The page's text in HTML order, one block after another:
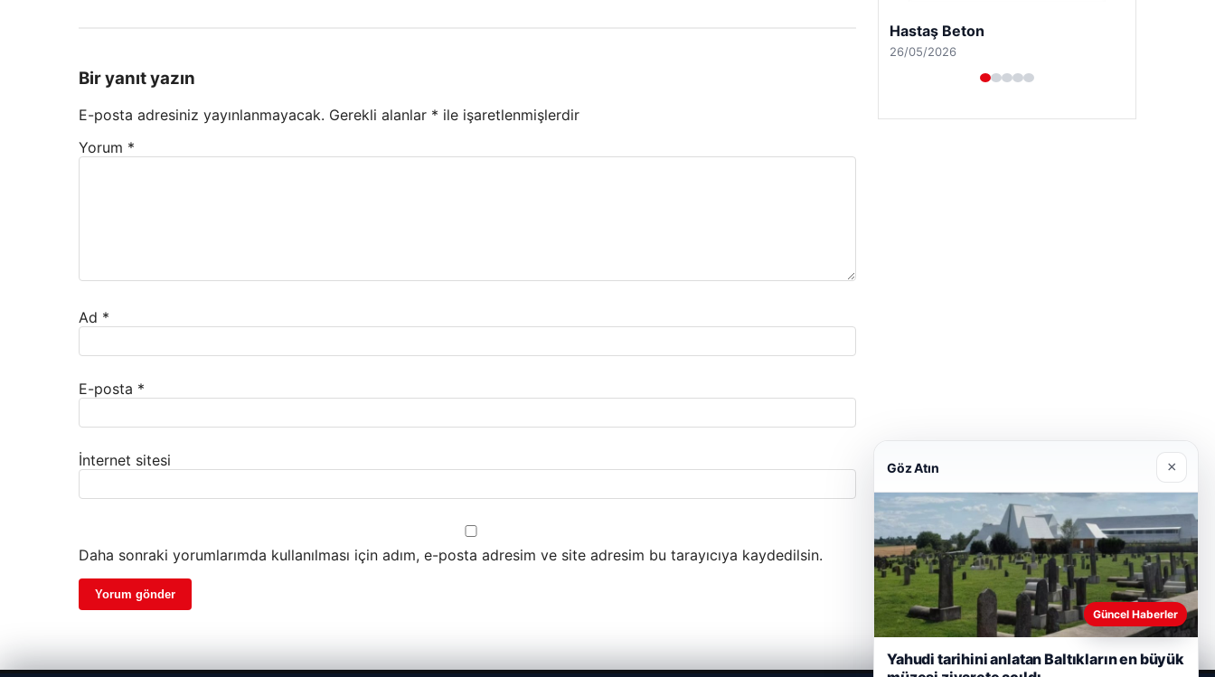
Bir yanıt yazın
E-posta adresiniz yayınlanmayacak. Gerekli alanlar * ile işaretlenmişlerdir
Yorum *
Ad *
E-posta *
İnternet sitesi
Daha sonraki yorumlarımda kullanılması için adım, e-posta adresim ve site adresim bu tarayıcıya kaydedilsin.
Enes Kaplan Avukatlık Bürosu
28/04/2026
Göz Atın ×
Güncel Haberler
Yahudi tarihini anlatan Baltıkların en büyük